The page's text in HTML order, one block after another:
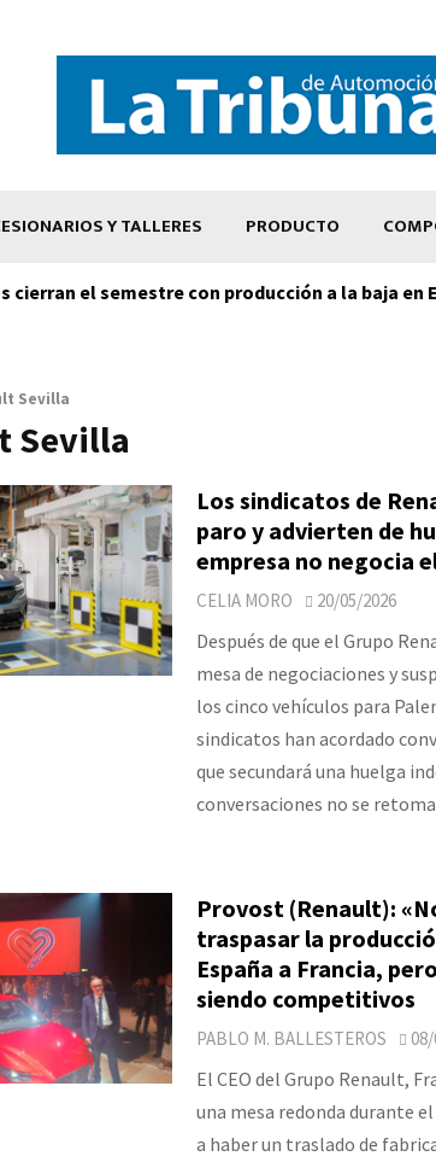
Y TALLERES PRODUCTO
cierran el semestre con producción a la baja en
Sevilla
Sevilla
Los sindicatos de
paro y advierten de
empresa no negocia
CELIA MORO 20/05/2026
Después de que el Grupo
mesa de negociaciones y
los cinco vehículos para
sindicatos han acordado
que secundará una huelga
conversaciones no se
Provost (Renault):
traspasar la
España a Francia,
siendo competitivos
PABLO M. BALLESTEROS
El CEO del Grupo Renault,
una mesa redonda durante
a haber un traslado de